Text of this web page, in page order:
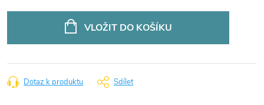
VLOŽIT DO KOŠÍKU
Dotaz k produktu Sdílet